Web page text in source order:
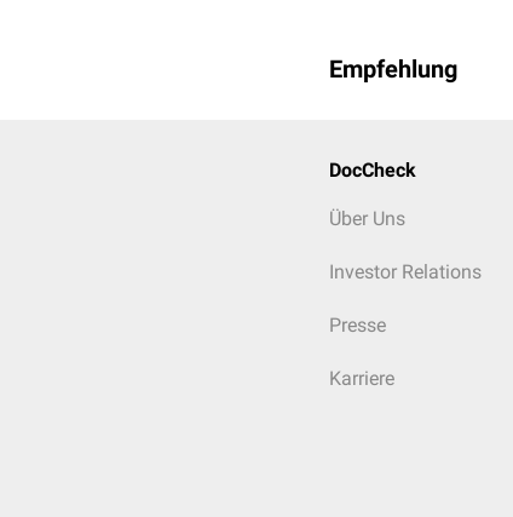
Empfehlung
DocCheck
Über Uns
Investor Relations
Presse
Karriere